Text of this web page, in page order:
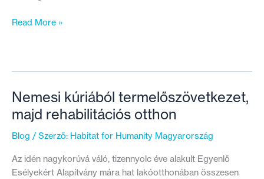
Valóra
lehet
a
gyerekeknek
új
otthonukban
Read More »
Nemesi kúriából termelőszövetkezet,
majd rehabilitációs otthon
Blog / Szerző: Habitat for Humanity Magyarország
Az idén nagykorúvá váló, tizennyolc éve alakult Egyenlő
Esélyekért Alapítvány mára hat lakóotthonában összesen